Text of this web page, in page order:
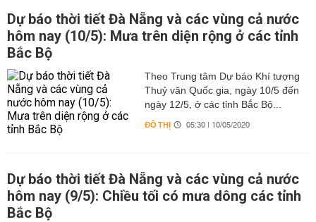
Dự báo thời tiết Đà Nẵng và các vùng cả nước
hôm nay (10/5): Mưa trên diện rộng ở các tỉnh
Bắc Bộ
Theo Trung tâm Dự báo Khí tượng
Thuỷ văn Quốc gia, ngày 10/5 đến
ngày 12/5, ở các tỉnh Bắc Bộ...
ĐÔ THỊ 05:30 | 10/05/2020
Dự báo thời tiết Đà Nẵng và các vùng cả nước
hôm nay (9/5): Chiều tối có mưa dông các tỉnh
Bắc Bộ